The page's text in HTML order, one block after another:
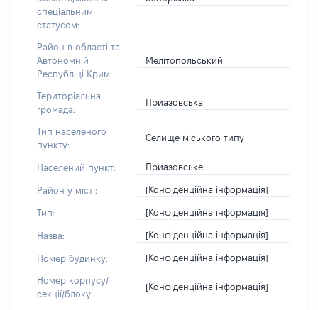
спеціальним
статусом:
Район в області та
Автономній
Республіці Крим:
Мелітопольський
Територіальна
громада:
Приазовська
Тип населеного
пункту:
Селище міського типу
Населений пункт: Приазовське
Район у місті: [Конфіденційна інформація]
Тип: [Конфіденційна інформація]
Назва: [Конфіденційна інформація]
Номер будинку: [Конфіденційна інформація]
Номер корпусу/
секції/блоку:
[Конфіденційна інформація]